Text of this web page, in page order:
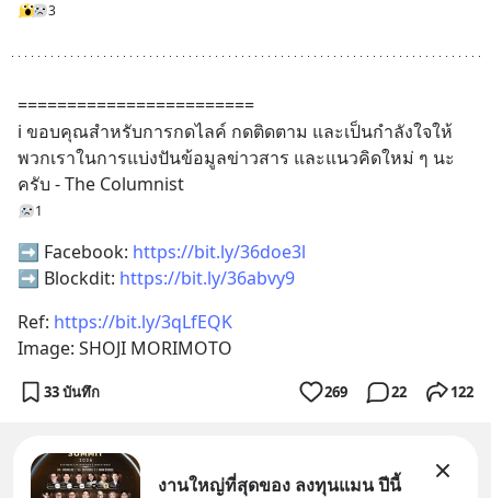
3
========================
ℹ ขอบคุณสำหรับการกดไลค์ กดติดตาม และเป็นกำลังใจให้
พวกเราในการแบ่งปันข้อมูลข่าวสาร และแนวคิดใหม่ ๆ นะ
ครับ - The Columnist
1
➡ Facebook: https://bit.ly/36doe3l
➡ Blockdit: https://bit.ly/36abvy9
Ref: https://bit.ly/3qLfEQK
Image: SHOJI MORIMOTO
33 บันทึก 269 22 122
งานใหญ่ที่สุดของ ลงทุนแมน ปีนี้